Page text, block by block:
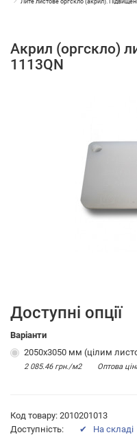
Акрил (оргскло)
1113QN
Доступні опції
Варіанти
2050х3050 мм (цілим
2 085.46 грн./м2 Оптова
Код товару: 2010201013
Доступність:
✔ На складі